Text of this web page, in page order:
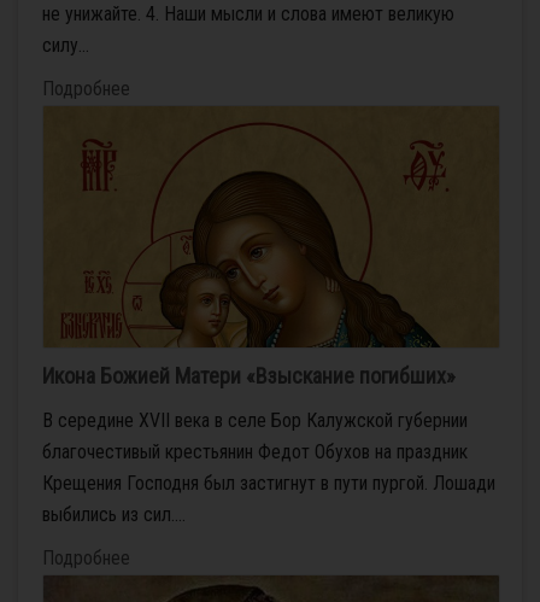
не унижайте. 4. Наши мысли и слова имеют великую
силу...
Подробнее
Икона Божией Матери «Взыскание погибших»
В се­ре­дине XVII ве­ка в се­ле Бор Ка­луж­ской гу­бер­нии
бла­го­че­сти­вый кре­стья­нин Фе­дот Обу­хов на празд­ник
Кре­ще­ния Гос­под­ня был за­стиг­нут в пу­ти пур­гой. Ло­ша­ди
вы­би­лись из сил....
Подробнее